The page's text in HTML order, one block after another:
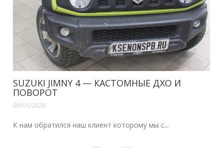
SUZUKI JIMNY 4 — КАСТОМНЫЕ ДХО И
ПОВОРОТ
09/01/2026
К нам обратился наш клиент которому мы с...